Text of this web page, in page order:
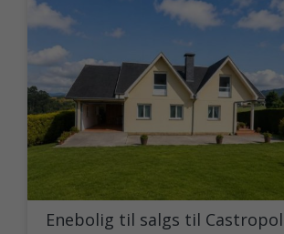
Enebolig til salgs til Castropol